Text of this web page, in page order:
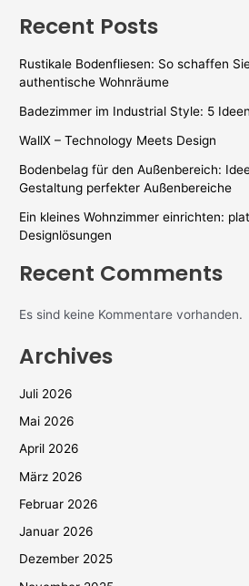
Recent Posts
Rustikale Bodenfliesen: So schaffen
authentische Wohnräume
Badezimmer im Industrial Style: 5
WallX – Technology Meets Design
Bodenbelag für den Außenbereich:
Gestaltung perfekter Außenbereiche
Ein kleines Wohnzimmer einrichten:
Designlösungen
Recent Comments
Es sind keine Kommentare vorhanden.
Archives
Juli 2026
Mai 2026
April 2026
März 2026
Februar 2026
Januar 2026
Dezember 2025